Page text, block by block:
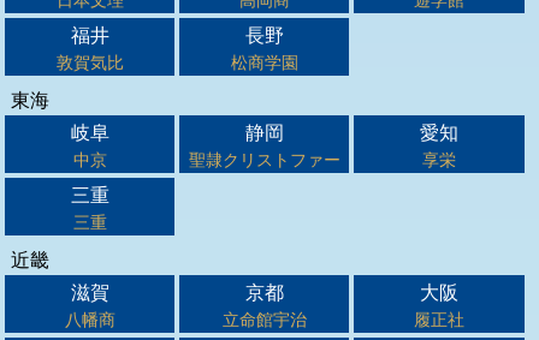
福井
敦賀気比
長野
松商学園
東海
岐阜
中京
静岡
聖隷クリストファー
愛知
享栄
三重
三重
近畿
滋賀
八幡商
京都
立命館宇治
大阪
履正社